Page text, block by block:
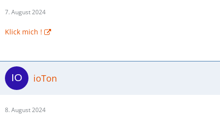
7. August 2024
Klick mich !
ioTon
8. August 2024